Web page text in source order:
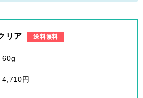
リア 送料無料
60g
4,710円